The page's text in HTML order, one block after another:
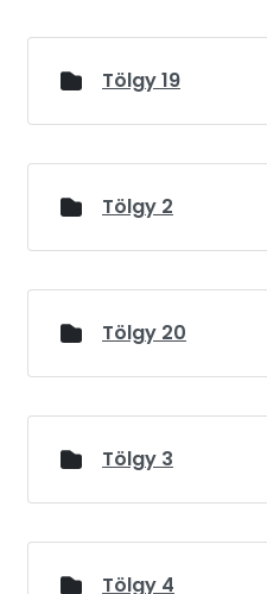
Tölgy 19
Tölgy 2
Tölgy 20
Tölgy 3
Tölgy 4